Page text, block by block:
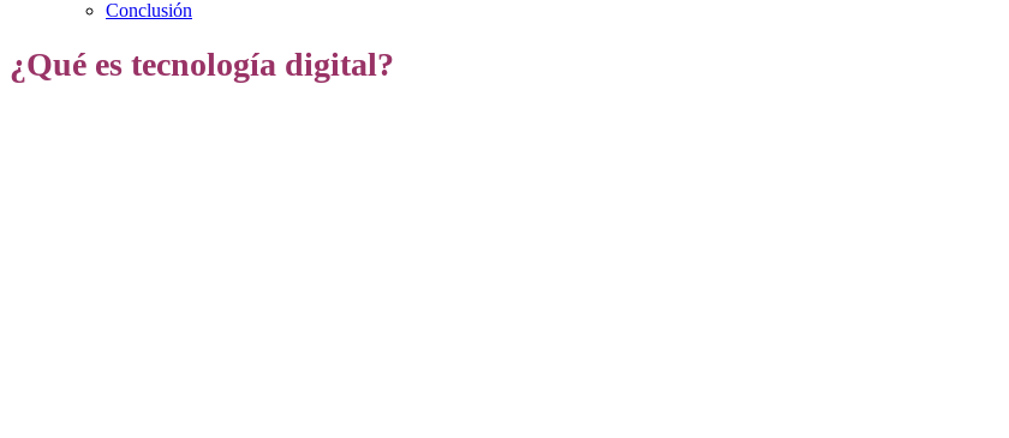
Conclusión
¿Qué es tecnología digital?